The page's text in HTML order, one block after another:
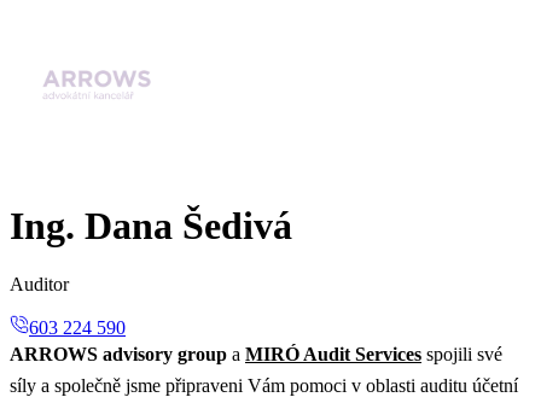
Ing. Dana Šedivá
Auditor
603 224 590
ARROWS advisory group a MIRÓ Audit Services spojili své
síly a společně jsme připraveni Vám pomoci v oblasti auditu účetní